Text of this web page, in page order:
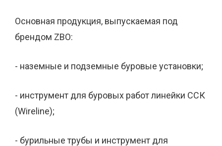
Основная продукция, выпускаемая под
брендом ZBO:
- наземные и подземные буровые установки;
- инструмент для буровых работ линейки ССК
(Wireline);
- бурильные трубы и инструмент для